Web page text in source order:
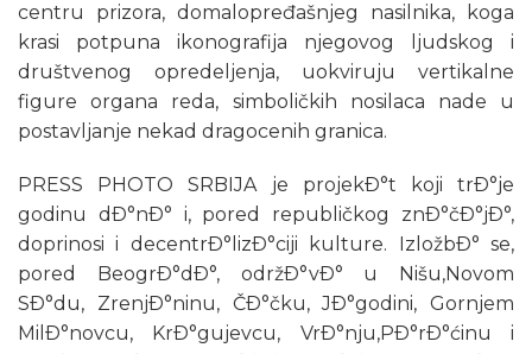
centru prizora, domalopređašnjeg nasilnika, koga
krasi potpuna ikonografija njegovog ljudskog i
društvenog opredeljenja, uokviruju vertikalne
figure organa reda, simboličkih nosilaca nade u
postavljanje nekad dragocenih granica.
PRESS PHOTO SRBIJA je projekÐ°t koji trÐ°je
godinu dÐ°nÐ° i, pored republičkog znÐ°čÐ°jÐ°,
doprinosi i decentrÐ°lizÐ°ciji kulture. IzložbÐ° se,
pored BeogrÐ°dÐ°, održÐ°vÐ° u Nišu,Novom
SÐ°du, ZrenjÐ°ninu, ČÐ°čku, JÐ°godini, Gornjem
MilÐ°novcu, KrÐ°gujevcu, VrÐ°nju,PÐ°rÐ°ćinu i